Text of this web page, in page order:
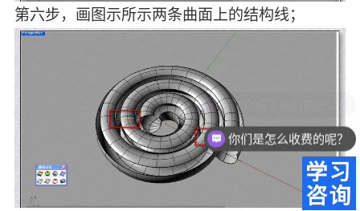
第六步，画图示所示两条曲面上的结构线；
你们是怎么收费的呢？